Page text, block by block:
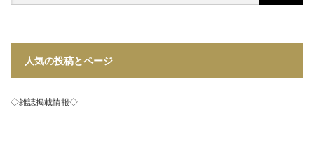
人気の投稿とページ
◇雑誌掲載情報◇